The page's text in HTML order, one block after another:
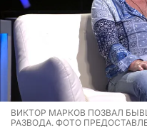
ВИКТОР МАРКОВ ПОЗВАЛ
РАЗВОДА. ФОТО